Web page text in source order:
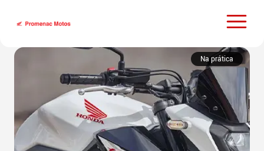
Na prática